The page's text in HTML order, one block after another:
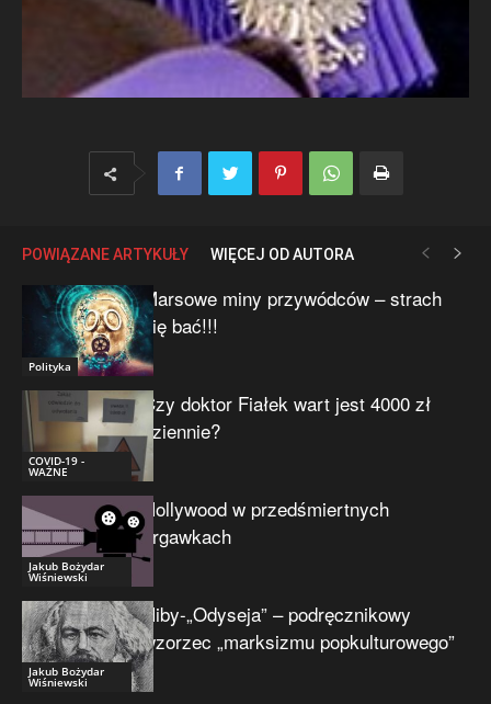
POWIĄZANE ARTYKUŁY WIĘCEJ OD AUTORA
Polityka
Marsowe miny przywódców – strach
się bać!!!
COVID-19 -
WAŻNE
Czy doktor Fiałek wart jest 4000 zł
dziennie?
Jakub Bożydar
Wiśniewski
Hollywood w przedśmiertnych
drgawkach
Jakub Bożydar
Wiśniewski
Niby-„Odyseja” – podręcznikowy
wzorzec „marksizmu popkulturowego”